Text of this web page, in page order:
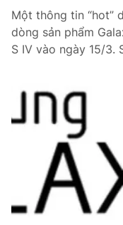
Một thông tin “hot”
dòng sản phẩm
S IV vào ngày 15/3.